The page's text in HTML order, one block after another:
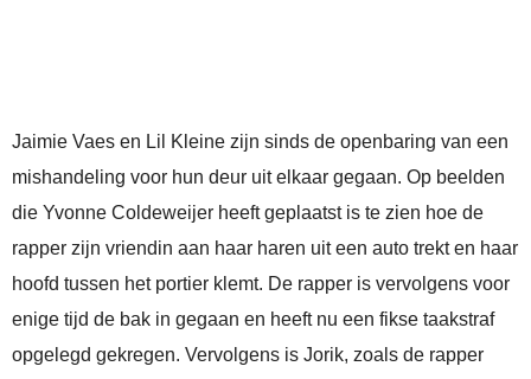
Jaimie Vaes en Lil Kleine zijn sinds de openbaring van een
mishandeling voor hun deur uit elkaar gegaan. Op beelden
die Yvonne Coldeweijer heeft geplaatst is te zien hoe de
rapper zijn vriendin aan haar haren uit een auto trekt en haar
hoofd tussen het portier klemt. De rapper is vervolgens voor
enige tijd de bak in gegaan en heeft nu een fikse taakstraf
opgelegd gekregen. Vervolgens is Jorik, zoals de rapper